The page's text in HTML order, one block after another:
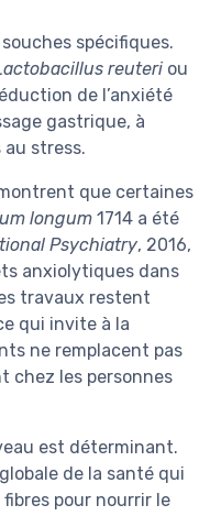
spécifiques.
reuteri ou
de l’anxiété
gastrique, à
stress.
que certaines
longum 1714 a été
Psychiatry, 2016,
anxiolytiques dans
travaux restent
qui invite à la
ne remplacent pas
chez les personnes
est déterminant.
de la santé qui
pour nourrir le